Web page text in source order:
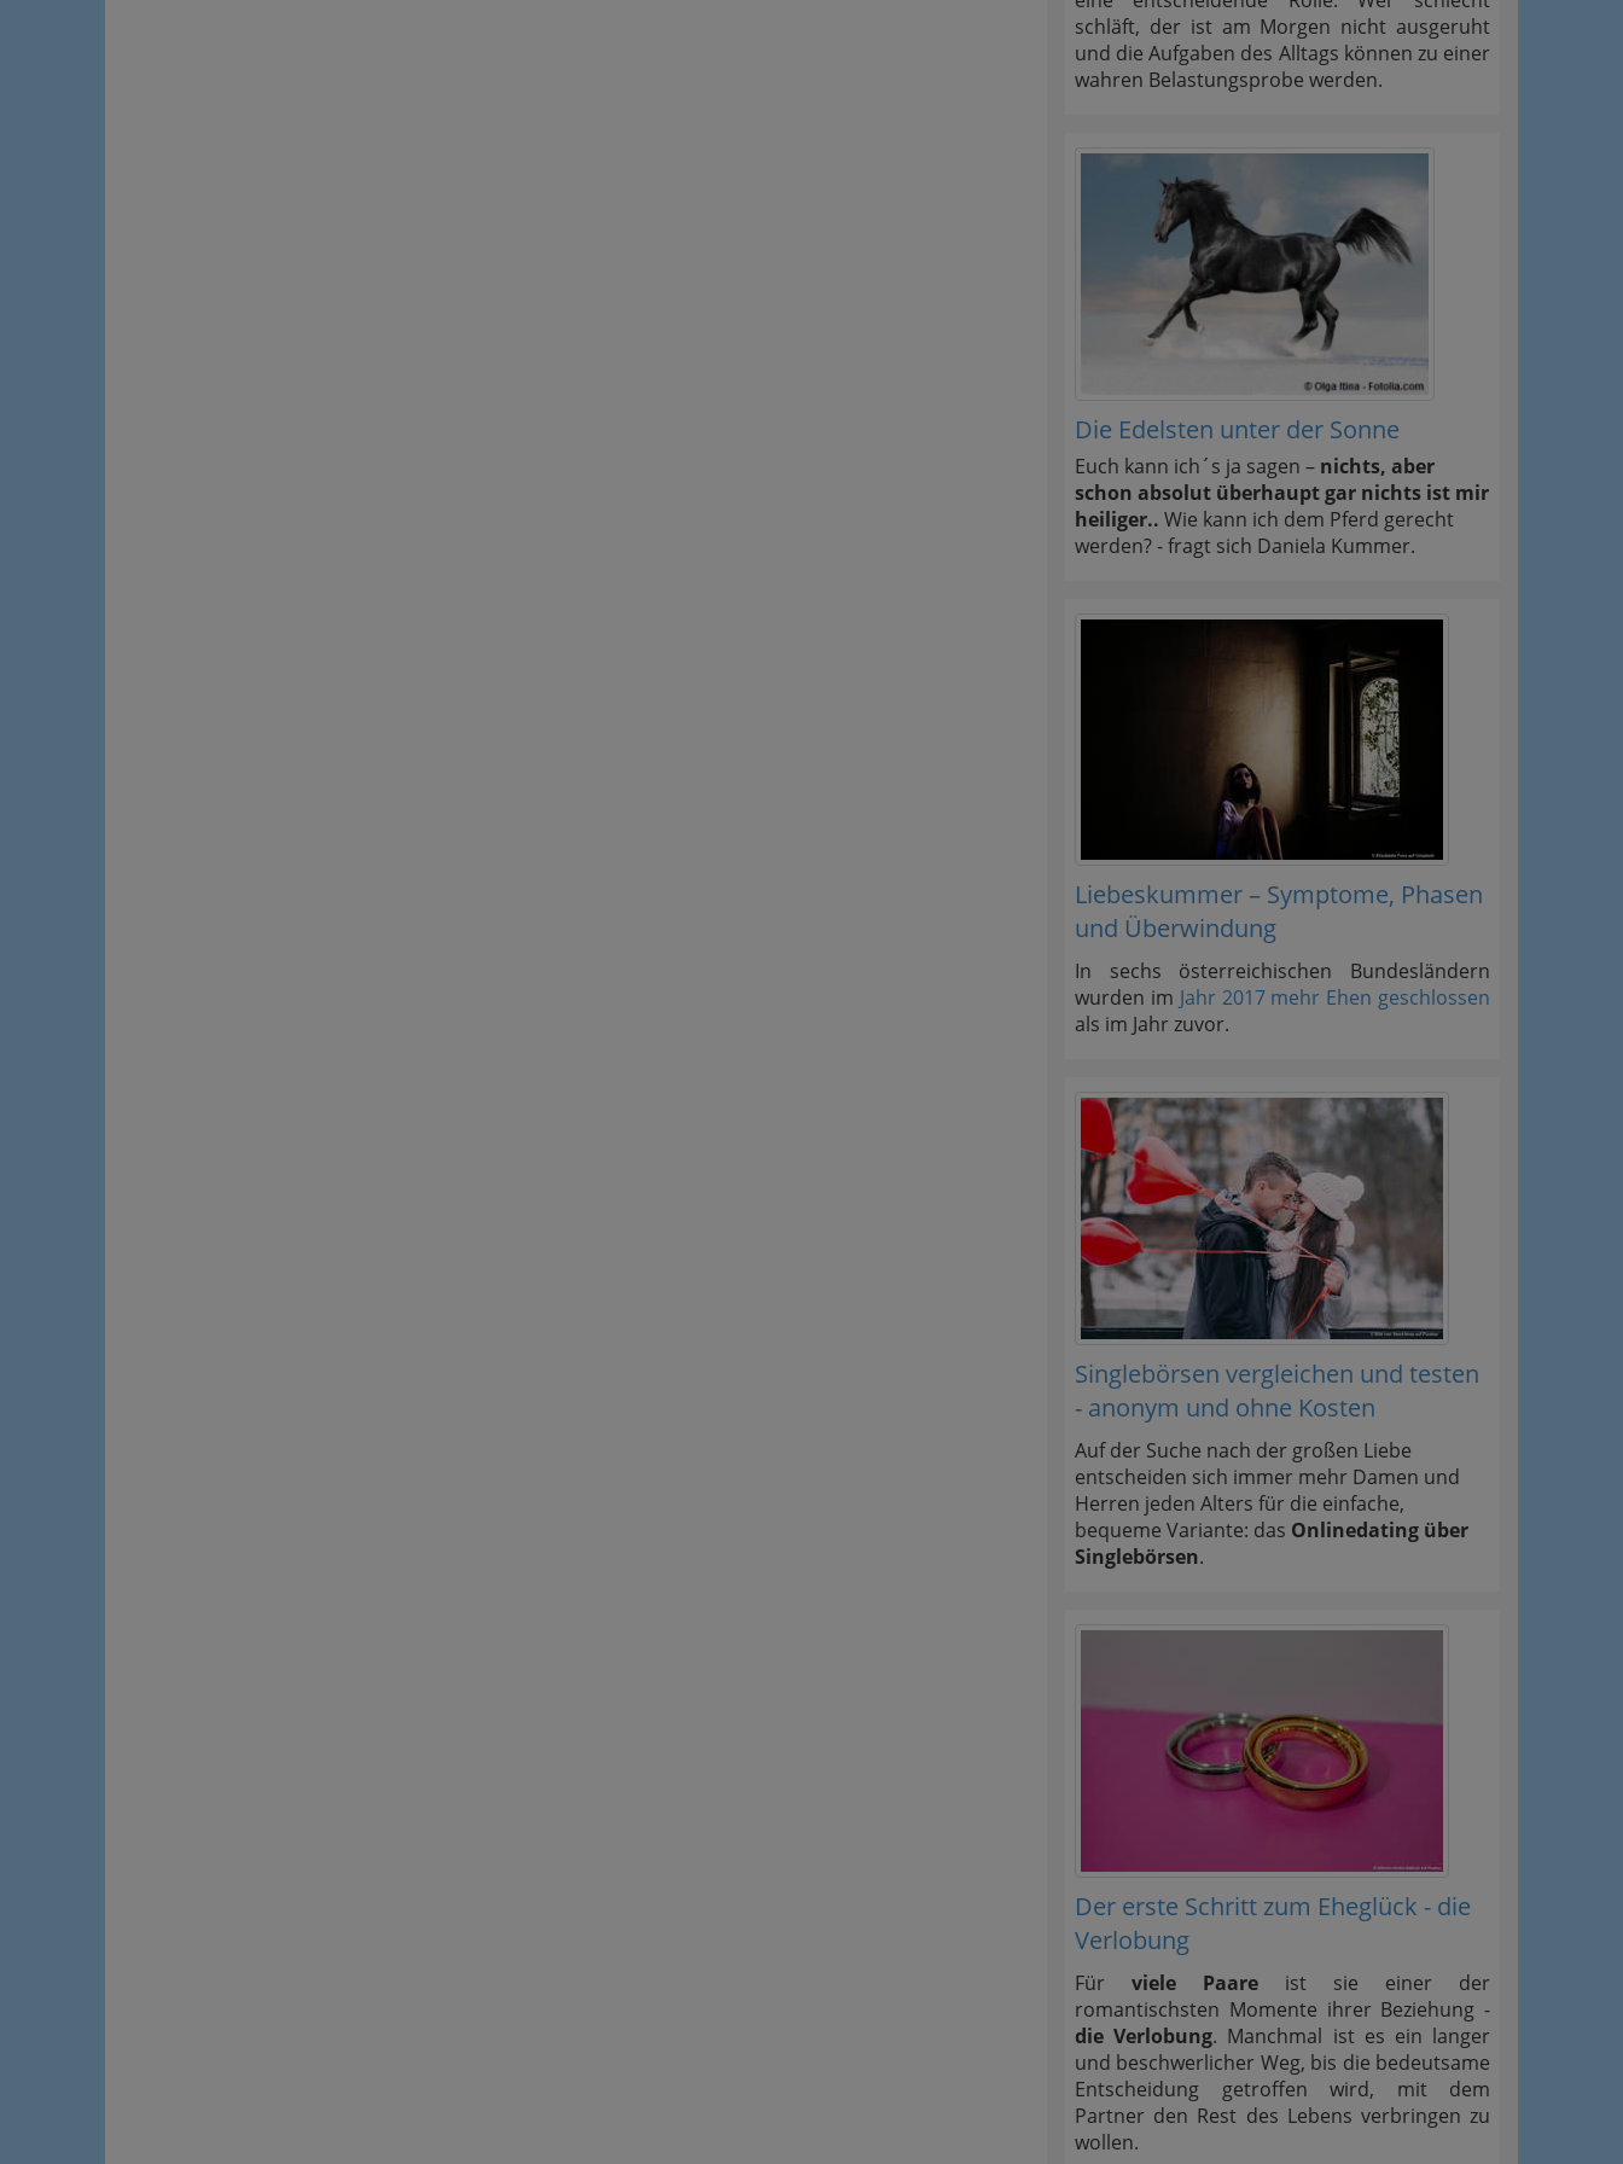
schläft, der ist am Morgen nicht ausgeruht
und die Aufgaben des Alltags können zu einer
wahren Belastungsprobe werden.
Die Edelsten unter der Sonne
Euch kann ich´s ja sagen – nichts, aber
schon absolut überhaupt gar nichts ist mir
heiliger.. Wie kann ich dem Pferd gerecht
werden? - fragt sich Daniela Kummer.
Liebeskummer – Symptome, Phasen
und Überwindung
In sechs österreichischen Bundesländern
wurden im Jahr 2017 mehr Ehen geschlossen
als im Jahr zuvor.
Singlebörsen vergleichen und testen
- anonym und ohne Kosten
Auf der Suche nach der großen Liebe
entscheiden sich immer mehr Damen und
Herren jeden Alters für die einfache,
bequeme Variante: das Onlinedating über
Singlebörsen.
Der erste Schritt zum Eheglück - die
Verlobung
Für viele Paare ist sie einer der
romantischsten Momente ihrer Beziehung -
die Verlobung. Manchmal ist es ein langer
und beschwerlicher Weg, bis die bedeutsame
Entscheidung getroffen wird, mit dem
Partner den Rest des Lebens verbringen zu
wollen.